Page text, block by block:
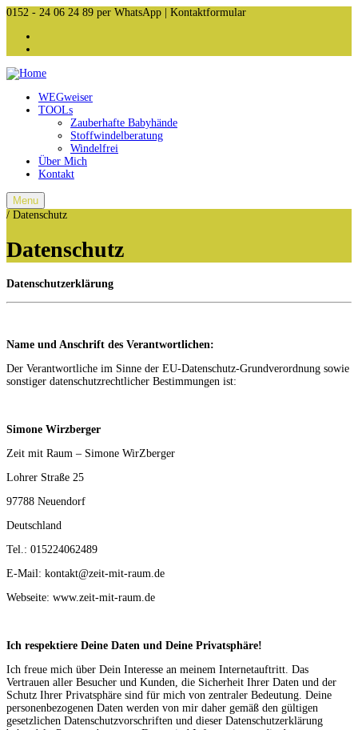
0152 - 24 06 24 89 per WhatsApp | Kontaktformular
WEGweiser
TOOLs
Zauberhafte Babyhände
Stoffwindelberatung
Windelfrei
Über Mich
Kontakt
Menu
/ Datenschutz
Datenschutz
Datenschutzerklärung
Name und Anschrift des Verantwortlichen:
Der Verantwortliche im Sinne der EU-Datenschutz-Grundverordnung sowie
sonstiger datenschutzrechtlicher Bestimmungen ist:
Simone Wirzberger
Zeit mit Raum – Simone WirZberger
Lohrer Straße 25
97788 Neuendorf
Deutschland
Tel.: 015224062489
E-Mail: kontakt@zeit-mit-raum.de
Webseite: www.zeit-mit-raum.de
Ich respektiere Deine Daten und Deine Privatsphäre!
Ich freue mich über Dein Interesse an meinem Internetauftritt. Das
Vertrauen aller Besucher und Kunden, die Sicherheit Ihrer Daten und der
Schutz Ihrer Privatsphäre sind für mich von zentraler Bedeutung. Deine
personenbezogenen Daten werden von mir daher gemäß den gültigen
gesetzlichen Datenschutzvorschriften und dieser Datenschutzerklärung